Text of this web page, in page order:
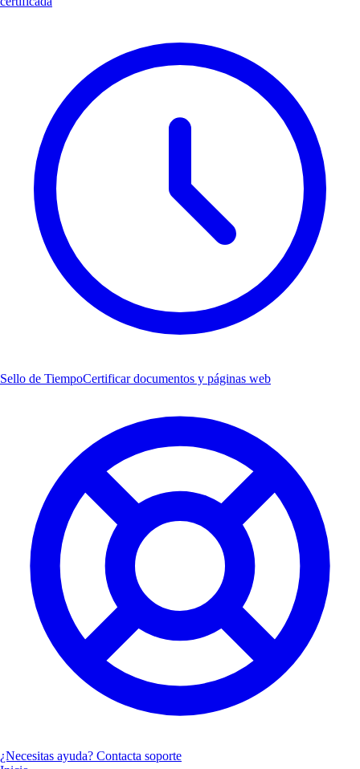
Sello de TiempoCertificar documentos y páginas web
¿Necesitas ayuda? Contacta soporte